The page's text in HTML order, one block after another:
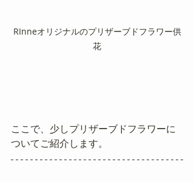
RInneオリジナルのプリザーブドフラワー供
花
ここで、少しプリザーブドフラワーに
ついてご紹介します。